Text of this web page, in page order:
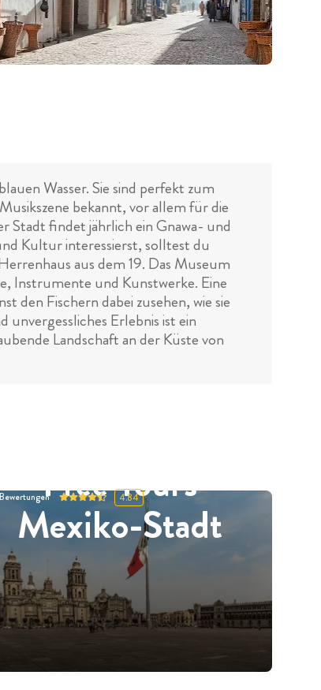
Wasser. Sie sind perfekt zum
bekannt, vor allem für die
Stadt findet jährlich ein Gnawa- und
Kultur interessierst, solltest du
aus dem 19. Das Museum
Instrumente und Kunstwerke. Eine
den Fischern dabei zusehen, wie sie
Erlebnis ist ein
Landschaft an der Küste von
Free Tours
Mexiko-Stadt
Bewertungen 4.84